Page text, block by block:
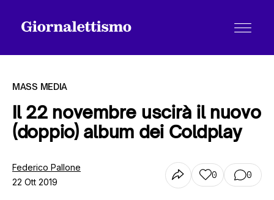
Tutti gli articoli
Chi siamo
MASS MEDIA
Il 22 novembre uscirà il nuovo
(doppio) album dei Coldplay
Federico Pallone
22 Ott 2019
0 0